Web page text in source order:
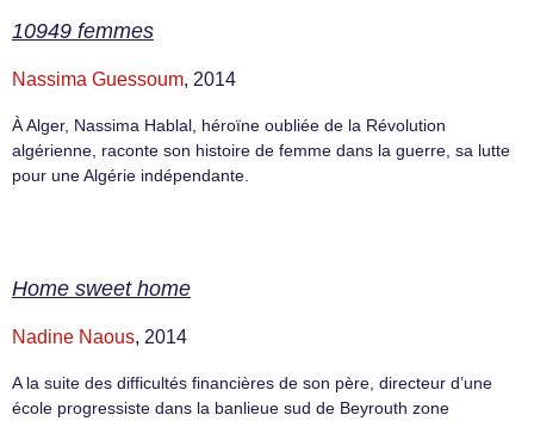
10949 femmes
Nassima Guessoum, 2014
À Alger, Nassima Hablal, héroïne oubliée de la Révolution
algérienne, raconte son histoire de femme dans la guerre, sa lutte
pour une Algérie indépendante.
Home sweet home
Nadine Naous, 2014
A la suite des difficultés financières de son père, directeur d’une
école progressiste dans la banlieue sud de Beyrouth zone